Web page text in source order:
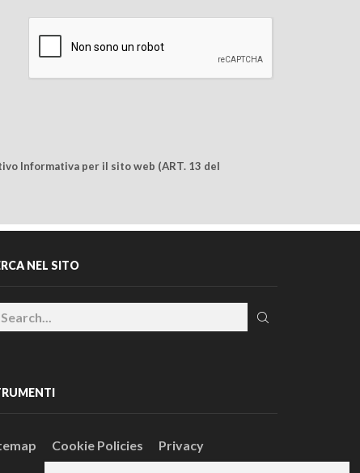
Informativa per il sito web (ART. 13 del
NEL SITO
Cookie Policies Privacy